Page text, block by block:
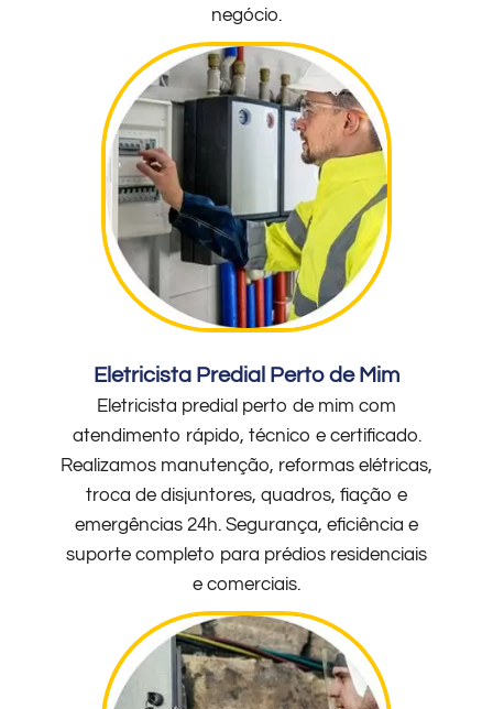
negócio.
Eletricista Predial Perto de Mim
Eletricista predial perto de mim com
atendimento rápido, técnico e certificado.
Realizamos manutenção, reformas elétricas,
troca de disjuntores, quadros, fiação e
emergências 24h. Segurança, eficiência e
suporte completo para prédios residenciais
e comerciais.